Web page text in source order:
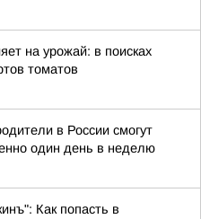
на урожай: в поисках
томатов
в России смогут
один день в неделю
Как попасть в